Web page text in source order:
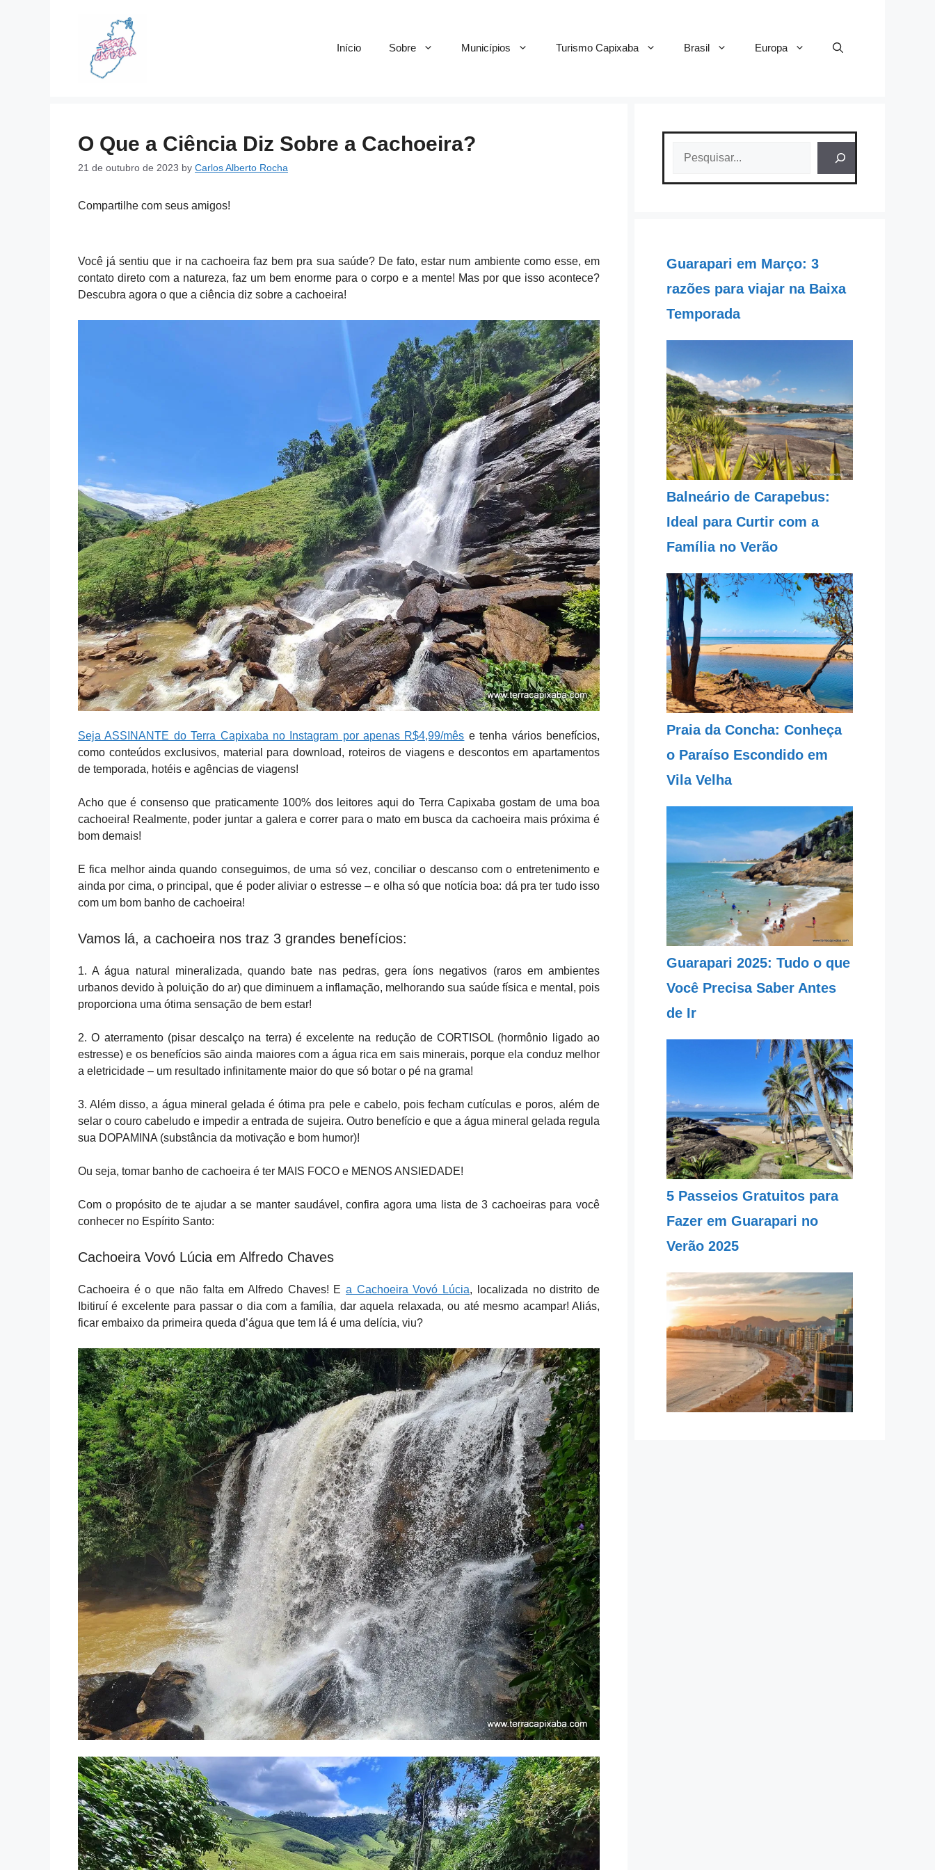
Início Sobre Municípios Turismo Capixaba Brasil Europa
O Que a Ciência Diz Sobre a Cachoeira?
21 de outubro de 2023 by Carlos Alberto Rocha
Compartilhe com seus amigos!
Você já sentiu que ir na cachoeira faz bem pra sua saúde? De fato, estar num ambiente como esse, em
contato direto com a natureza, faz um bem enorme para o corpo e a mente! Mas por que isso acontece?
Descubra agora o que a ciência diz sobre a cachoeira!
Seja ASSINANTE do Terra Capixaba no Instagram por apenas R$4,99/mês e tenha vários benefícios,
como conteúdos exclusivos, material para download, roteiros de viagens e descontos em apartamentos
de temporada, hotéis e agências de viagens!
Acho que é consenso que praticamente 100% dos leitores aqui do Terra Capixaba gostam de uma boa
cachoeira! Realmente, poder juntar a galera e correr para o mato em busca da cachoeira mais próxima é
bom demais!
E fica melhor ainda quando conseguimos, de uma só vez, conciliar o descanso com o entretenimento e
ainda por cima, o principal, que é poder aliviar o estresse – e olha só que notícia boa: dá pra ter tudo isso
com um bom banho de cachoeira!
Vamos lá, a cachoeira nos traz 3 grandes benefícios:
1. A água natural mineralizada, quando bate nas pedras, gera íons negativos (raros em ambientes
urbanos devido à poluição do ar) que diminuem a inflamação, melhorando sua saúde física e mental, pois
proporciona uma ótima sensação de bem estar!
2. O aterramento (pisar descalço na terra) é excelente na redução de CORTISOL (hormônio ligado ao
estresse) e os benefícios são ainda maiores com a água rica em sais minerais, porque ela conduz melhor
a eletricidade – um resultado infinitamente maior do que só botar o pé na grama!
3. Além disso, a água mineral gelada é ótima pra pele e cabelo, pois fecham cutículas e poros, além de
selar o couro cabeludo e impedir a entrada de sujeira. Outro benefício e que a água mineral gelada regula
sua DOPAMINA (substância da motivação e bom humor)!
Ou seja, tomar banho de cachoeira é ter MAIS FOCO e MENOS ANSIEDADE!
Com o propósito de te ajudar a se manter saudável, confira agora uma lista de 3 cachoeiras para você
conhecer no Espírito Santo:
Cachoeira Vovó Lúcia em Alfredo Chaves
Cachoeira é o que não falta em Alfredo Chaves! Ea Cachoeira Vovó Lúcia, localizada no distrito de
Ibitiruí é excelente para passar o dia com a família, dar aquela relaxada, ou até mesmo acampar! Aliás,
ficar embaixo da primeira queda d’água que tem lá é uma delícia, viu?
Guarapari em Março: 3
razões para viajar na Baixa
Temporada
Balneário de Carapebus:
Ideal para Curtir com a
Família no Verão
Praia da Concha: Conheça
o Paraíso Escondido em
Vila Velha
Guarapari 2025: Tudo o que
Você Precisa Saber Antes
de Ir
5 Passeios Gratuitos para
Fazer em Guarapari no
Verão 2025